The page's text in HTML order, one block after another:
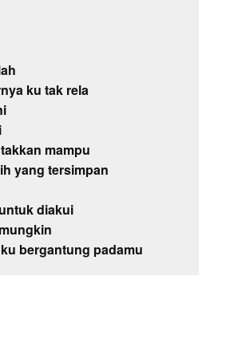
ku tak rela
mampu
yang tersimpan
diakui
bergantung padamu